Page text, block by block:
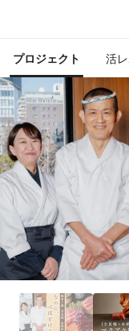
プロジェクト 活